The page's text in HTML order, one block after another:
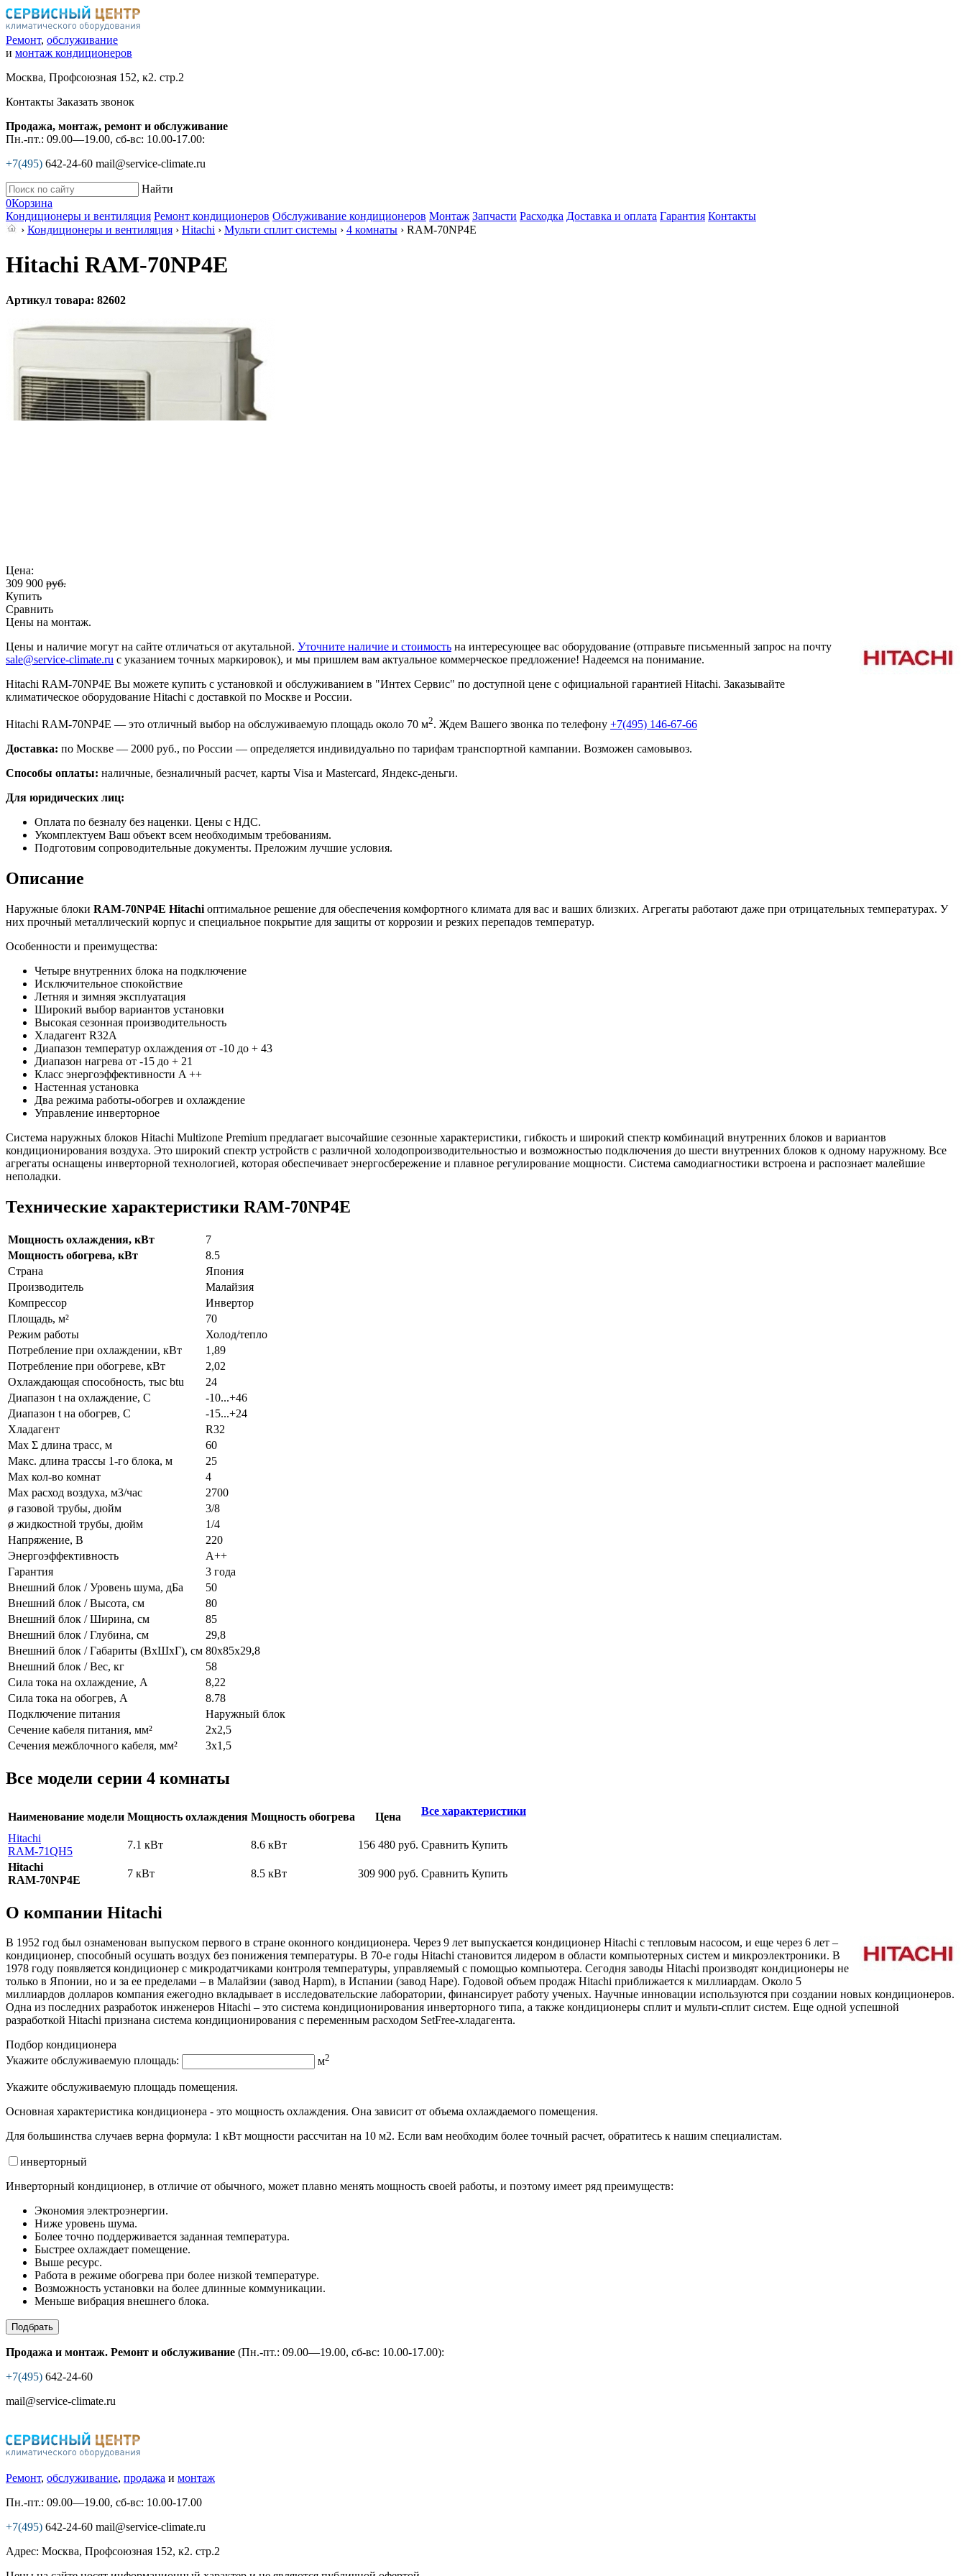
Ремонт, обслуживание
и монтаж кондиционеров
Москва, Профсоюзная 152, к2. стр.2
Контакты Заказать звонок
Продажа, монтаж, ремонт и обслуживание
Пн.-пт.: 09.00—19.00, сб-вс: 10.00-17.00:
+7(495) 642-24-60 mail@service-climate.ru
Найти
0Корзина
Кондиционеры и вентиляция Ремонт кондиционеров Обслуживание кондиционеров Монтаж Запчасти Расходка Доставка и оплата Гарантия Контакты
› Кондиционеры и вентиляция › Hitachi › Мульти сплит системы › 4 комнаты › RAM-70NP4E
Hitachi RAM-70NP4E
Артикул товара: 82602
Цена:
309 900 руб.
Купить
Сравнить
Цены на монтаж.
Цены и наличие могут на сайте отличаться от акутальной. Уточните наличие и стоимость на интересующее вас оборудование (отправьте письменный запрос на почту
sale@service-climate.ru с указанием точных маркировок), и мы пришлем вам актуальное коммерческое предложение! Надеемся на понимание.
Hitachi RAM-70NP4E Вы можете купить с установкой и обслуживанием в "Интех Сервис" по доступной цене с официальной гарантией Hitachi. Заказывайте
климатическое оборудование Hitachi с доставкой по Москве и России.
Hitachi RAM-70NP4E — это отличный выбор на обслуживаемую площадь около 70 м2. Ждем Вашего звонка по телефону +7(495) 146-67-66
Доставка: по Москве — 2000 руб., по России — определяется индивидуально по тарифам транспортной кампании. Возможен самовывоз.
Способы оплаты: наличные, безналичный расчет, карты Visa и Mastercard, Яндекс-деньги.
Для юридических лиц:
Оплата по безналу без наценки. Цены с НДС.
Укомплектуем Ваш объект всем необходимым требованиям.
Подготовим сопроводительные документы. Преложим лучшие условия.
Описание
Наружные блоки RAM-70NP4E Hitachi оптимальное решение для обеспечения комфортного климата для вас и ваших близких. Агрегаты работают даже при отрицательных температурах. У
них прочный металлический корпус и специальное покрытие для защиты от коррозии и резких перепадов температур.
Особенности и преимущества:
Четыре внутренних блока на подключение
Исключительное спокойствие
Летняя и зимняя эксплуатация
Широкий выбор вариантов установки
Высокая сезонная производительность
Хладагент R32A
Диапазон температур охлаждения от -10 до + 43
Диапазон нагрева от -15 до + 21
Класс энергоэффективности A ++
Настенная установка
Два режима работы-обогрев и охлаждение
Управление инверторное
Система наружных блоков Hitachi Multizone Premium предлагает высочайшие сезонные характеристики, гибкость и широкий спектр комбинаций внутренних блоков и вариантов
кондиционирования воздуха. Это широкий спектр устройств с различной холодопроизводительностью и возможностью подключения до шести внутренних блоков к одному наружному. Все
агрегаты оснащены инверторной технологией, которая обеспечивает энергосбережение и плавное регулирование мощности. Система самодиагностики встроена и распознает малейшие
неполадки.
Технические характеристики RAM-70NP4E
Мощность охлаждения, кВт
7
Мощность обогрева, кВт
8.5
Страна
Япония
Производитель
Малайзия
Компрессор
Инвертор
Площадь, м²
70
Режим работы
Холод/тепло
Потребление при охлаждении, кВт
1,89
Потребление при обогреве, кВт
2,02
Охлаждающая способность, тыс btu
24
Диапазон t на охлаждение, С
-10...+46
Диапазон t на обогрев, С
-15...+24
Хладагент
R32
Max Σ длина трасс, м
60
Макс. длина трассы 1-го блока, м
25
Max кол-во комнат
4
Max расход воздуха, м3/час
2700
ø газовой трубы, дюйм
3/8
ø жидкостной трубы, дюйм
1/4
Напряжение, В
220
Энергоэффективность
A++
Гарантия
3 года
Внешний блок / Уровень шума, дБа
50
Внешний блок / Высота, см
80
Внешний блок / Ширина, см
85
Внешний блок / Глубина, см
29,8
Внешний блок / Габариты (ВхШхГ), см 80x85x29,8
Внешний блок / Вес, кг
58
Сила тока на охлаждение, А
8,22
Сила тока на обогрев, А
8.78
Подключение питания
Наружный блок
Сечение кабеля питания, мм²
2х2,5
Сечения межблочного кабеля, мм²
3х1,5
Все модели серии 4 комнаты
Наименование модели Мощность охлаждения Мощность обогрева Цена Все характеристики
Hitachi
RAM-71QH5
7.1 кВт 8.6 кВт 156 480 руб. Сравнить Купить
Hitachi
RAM-70NP4E
7 кВт 8.5 кВт 309 900 руб. Сравнить Купить
О компании Hitachi
В 1952 год был ознаменован выпуском первого в стране оконного кондиционера. Через 9 лет выпускается кондиционер Hitachi с тепловым насосом, и еще через 6 лет –
кондиционер, способный осушать воздух без понижения температуры. В 70-е годы Hitachi становится лидером в области компьютерных систем и микроэлектроники. В
1978 году появляется кондиционер с микродатчиками контроля температуры, управляемый с помощью компьютера. Сегодня заводы Hitachi производят кондиционеры не
только в Японии, но и за ее пределами – в Малайзии (завод Hapm), в Испании (завод Hape). Годовой объем продаж Hitachi приближается к миллиардам. Около 5
миллиардов долларов компания ежегодно вкладывает в исследовательские лаборатории, финансирует работу ученых. Научные инновации используются при создании новых кондиционеров.
Одна из последних разработок инженеров Hitachi – это система кондиционирования инверторного типа, а также кондиционеры сплит и мульти-сплит систем. Еще одной успешной
разработкой Hitachi признана система кондиционирования с переменным расходом SetFree-хладагента.
Подбор кондиционера
Укажите обслуживаемую площадь:
м2
Укажите обслуживаемую площадь помещения.
Основная характеристика кондиционера - это мощность охлаждения. Она зависит от объема охлаждаемого помещения.
Для большинства случаев верна формула: 1 кВт мощности рассчитан на 10 м2. Если вам необходим более точный расчет, обратитесь к нашим специалистам.
инверторный
Инверторный кондиционер, в отличие от обычного, может плавно менять мощность своей работы, и поэтому имеет ряд преимуществ:
Экономия электроэнергии.
Ниже уровень шума.
Более точно поддерживается заданная температура.
Быстрее охлаждает помещение.
Выше ресурс.
Работа в режиме обогрева при более низкой температуре.
Возможность установки на более длинные коммуникации.
Меньше вибрация внешнего блока.
Подбрать
Продажа и монтаж. Ремонт и обслуживание (Пн.-пт.: 09.00—19.00, сб-вс: 10.00-17.00):
+7(495) 642-24-60
mail@service-climate.ru
Ремонт, обслуживание, продажа и монтаж
Пн.-пт.: 09.00—19.00, сб-вс: 10.00-17.00
+7(495) 642-24-60 mail@service-climate.ru
Адрес: Москва, Профсоюзная 152, к2. стр.2